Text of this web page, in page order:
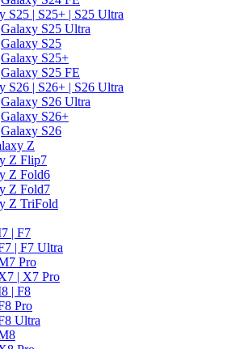
S25 | S25+ | S25 Ultra
Galaxy S25 Ultra
Galaxy S25
Galaxy S25+
Galaxy S25 FE
S26 | S26+ | S26 Ultra
Galaxy S26 Ultra
Galaxy S26+
Galaxy S26
Z
Z Flip7
Z Fold6
Z Fold7
Z TriFold
| F7
| F7 Ultra
Pro
| X7 Pro
| F8
Pro
Ultra